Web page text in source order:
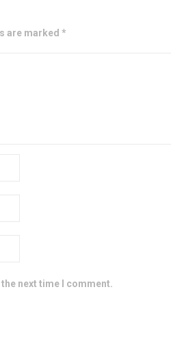
are marked *
next time I comment.